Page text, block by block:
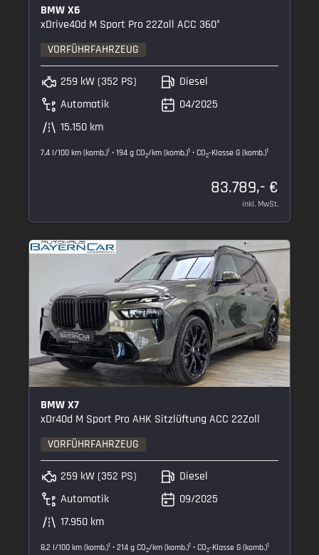
BMW X6
xDrive40d M Sport Pro 22Zoll ACC 360°
VORFÜHRFAHRZEUG
259 kW (352 PS)
Automatik
15.150 km
Diesel
04/2025
7,4 l/100 km (komb.)1 • 194 g CO2/km (komb.)1 • CO2-Klasse G (komb.)1
83.789,- €
inkl. MwSt.
BMW X7
xDr40d M Sport Pro AHK Sitzlüftung ACC 22Zoll
VORFÜHRFAHRZEUG
259 kW (352 PS)
Automatik
17.950 km
Diesel
09/2025
8,2 l/100 km (komb.)1 • 214 g CO2/km (komb.)1 • CO2-Klasse G (komb.)1